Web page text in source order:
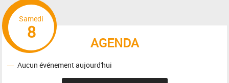
AGENDA
Samedi
8
Aucun événement aujourd'hui